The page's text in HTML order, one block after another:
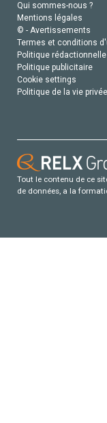
Qui sommes-nous ?
Mentions légales
© - Avertissements
Termes et conditions
Politique rédactionnelle
Politique publicitaire
Cookie settings
Politique de la vie privée
Tout le contenu de ce
de données, a la